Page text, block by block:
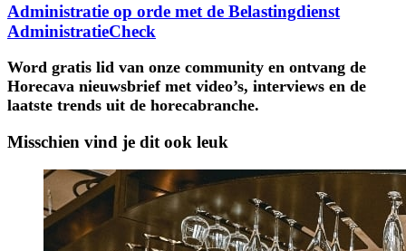
Administratie op orde met de Belastingdienst
AdministratieCheck
Word gratis lid van onze community en ontvang de
Horecava nieuwsbrief met video’s, interviews en de
laatste trends uit de horecabranche.
Misschien vind je dit ook leuk